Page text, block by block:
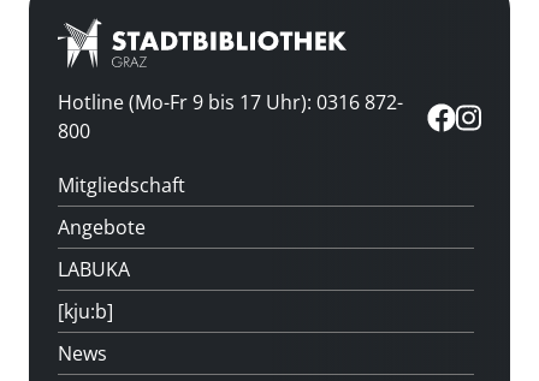
Hotline (Mo-Fr 9 bis 17 Uhr): 0316 872-
800
Mitgliedschaft
Angebote
LABUKA
[kju:b]
News